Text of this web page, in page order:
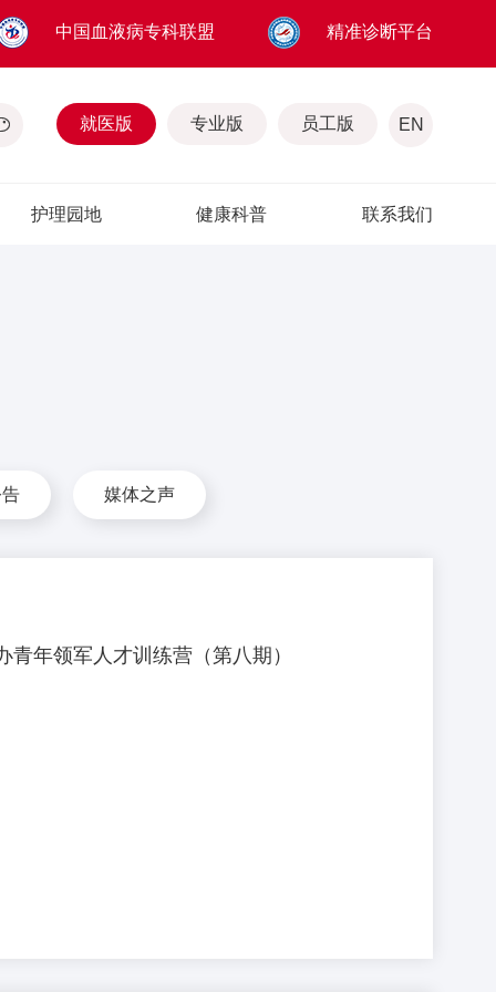
中国血液病专科联盟 精准诊断平台
就医版 专业版 员工版 EN
护理园地 健康科普 联系我们
媒体之声
年领军人才训练营（第八期）